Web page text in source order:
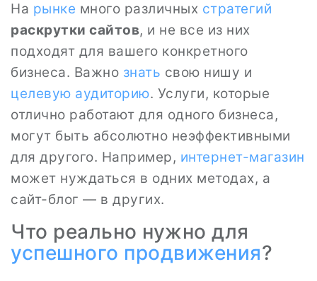
На рынке много различных стратегий
раскрутки сайтов, и не все из них
подходят для вашего конкретного
бизнеса. Важно знать свою нишу и
целевую аудиторию. Услуги, которые
отлично работают для одного бизнеса,
могут быть абсолютно неэффективными
для другого. Например, интернет-магазин
может нуждаться в одних методах, а
сайт-блог — в других.
Что реально нужно для
успешного продвижения?